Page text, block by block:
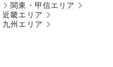
関東・甲信エリア
近畿エリア
九州エリア